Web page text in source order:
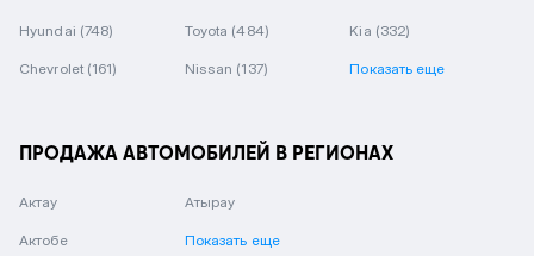
Hyundai (748) Toyota (484) Kia (332)
Chevrolet (161) Nissan (137) Показать еще
ПРОДАЖА АВТОМОБИЛЕЙ В РЕГИОНАХ
Актау
Актобе
Атырау
Показать еще